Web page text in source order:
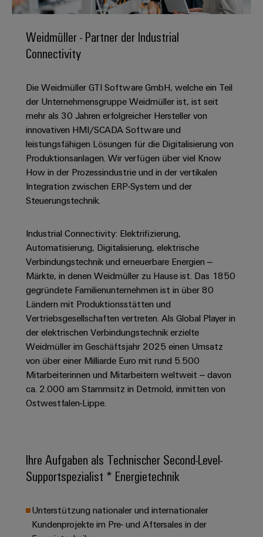
erlebbar
Datencenter
Lösungen
für
Rechenzentren
–
effizient,
zuverlässig,
skalierbar
Energiespeicher
Lösungen
und
Produkte
(ESS)
Energieübertragung
und
-
verteilung
Stabilität
und
Sicherheit
für
moderne
Energienetze
Gebäudeinfrastruktur
Anforderungen
in
der
Gerätehersteller
Innovative
Anschlusstechnologie
DC-
Microgrids
u-
OS
Edge
Computing
Industrial
5G
Single
Pair
Schaltschrank-
und
Feldebene
Feldverdrahtung
Smart
Cabinet
Building
Smart
Configurator
Workplace
Leiterplattenklemmen
Gehäusesysteme
und
komponenten
Kabeleinführungssysteme
und
-
komponenten
Anschlussleitungen,
Patchkabel
und
SPS
Systemverkabelung
&
Migrationslösungen
Serviceschnittstellen
Verteilerboxen
Elektronik
Koppelrelais
Trennverstärker
und
Stromversorgungen
Delivery
Service
Beratung
und
digitale
Planung
easyConnect
-
Ihre
Service
Platform
Connectivity
Consulting
Digitales
Engineering
Weidmüller
Configurator
PCB
Connector
Labor
Support
Technischer
Vertrieb uns
Promotionfahrzeug
Distribution
Info
für
unsere
Partner
Vertrieb
Großhandelssuche
News
Messen
Newsletter
Anmeldung
Kundenservice
Webshop
Preisliste
Unternehmen
Weidmüller
Zahlen
und
Unser
Vorstand
Nachhaltigkeit
Weidmüller
Academy
People
Culture
Compliance
Weidmüller
Welt
Orange
Mag
|
Kundenmagazin
Länder
Zertifikate
Presse
Unternehmensmeldungen
Karriere
Stellen
für
Berufserfahrene
Für
Studierende
Werkstudententätigkeiten
Praktika
Abschlussarbeiten
Neuanfang
Studienabbrecher
Offene
Stellen
für
Studierende
Für
Schülerinnen
und
Schüler
Studium
Schülerpraktika
Erfolgreiche
Karrierewege
Weidmüller - Partner der Industrial
Connectivity
Die Weidmüller GTI Software GmbH, welche ein Teil
der Unternehmensgruppe Weidmüller ist, ist seit
mehr als 30 Jahren erfolgreicher Hersteller von
innovativen HMI/SCADA Software und
leistungsfähigen Lösungen für die Digitalisierung von
Produktionsanlagen. Wir verfügen über viel Know
How in der Prozessindustrie und in der vertikalen
Integration zwischen ERP-System und der
Steuerungstechnik.
Industrial Connectivity: Elektrifizierung,
Automatisierung, Digitalisierung, elektrische
Verbindungstechnik und erneuerbare Energien –
Märkte, in denen Weidmüller zu Hause ist. Das 1850
gegründete Familienunternehmen ist in über 80
Ländern mit Produktionsstätten und
Vertriebsgesellschaften vertreten. Als Global Player in
der elektrischen Verbindungstechnik erzielte
Weidmüller im Geschäftsjahr 2025 einen Umsatz
von über einer Milliarde Euro mit rund 5.500
Mitarbeiterinnen und Mitarbeitern weltweit – davon
ca. 2.000 am Stammsitz in Detmold, inmitten von
Ostwestfalen-Lippe.
Ihre Aufgaben als Technischer Second-Level-
Supportspezialist * Energietechnik
Unterstützung nationaler und internationaler
Kundenprojekte im Pre- und Aftersales in der